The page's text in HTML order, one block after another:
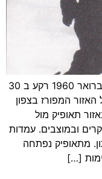
56 שנה למבצע חרגול 31 בינואר – 1 בפברואר 1960 רקע ב 30
האזור המפורז בצפון
תאופיק מול
ובמוצבים. עמדות
מתאופיק נפתחה
[…]